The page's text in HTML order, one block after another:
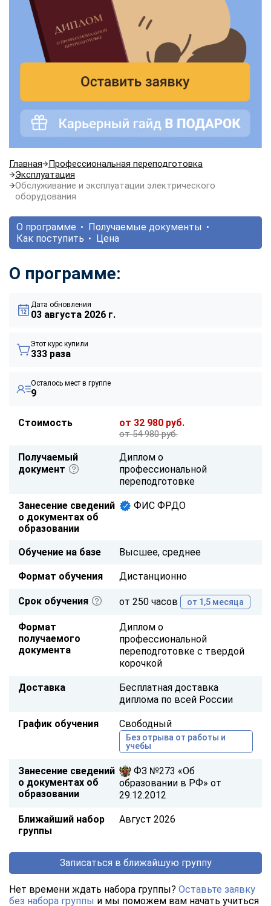
Главная
Профессиональная переподготовка
Эксплуатация
Обслуживание и эксплуатации электрического
оборудования
О программе
Получаемые документы
Как поступить
Цена
О программе:
Дата обновления
03 августа 2026 г.
Этот курс купили
333 раза
Осталось мест в группе
9
Стоимость от 32 980 руб.
от 54 980 руб.
Получаемый
документ
Диплом о
профессиональной
переподготовке
Занесение сведений
о документах об
образовании
ФИС ФРДО
Обучение на базе Высшее, среднее
Формат обучения Дистанционно
Срок обучения от 250 часов от 1,5 месяца
Формат
получаемого
документа
Диплом о
профессиональной
переподготовке с твердой
корочкой
Доставка
Бесплатная доставка
диплома по всей России
График обучения Свободный
Без отрыва от работы и
учебы
Занесение сведений
о документах об
образовании
ФЗ №273 «Об
образовании в РФ» от
29.12.2012
Ближайший набор
группы
Август 2026
Записаться в ближайшую группу
Нет времени ждать набора группы? Оставьте заявку
без набора группы и мы поможем вам начать учиться